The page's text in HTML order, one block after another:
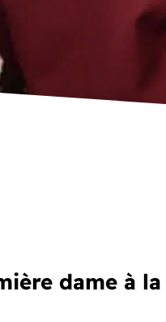
dame à